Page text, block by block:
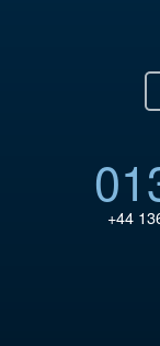
+44